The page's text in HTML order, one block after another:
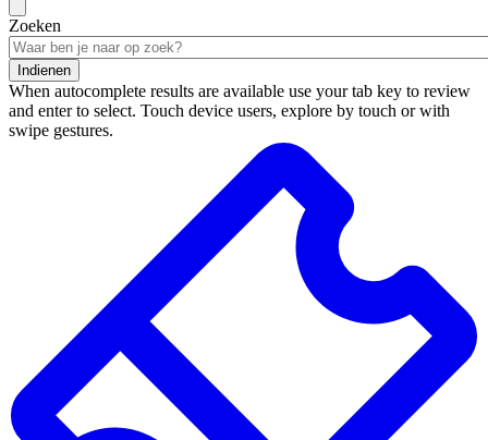
Zoeken
Indienen
When autocomplete results are available use your tab key to review
and enter to select. Touch device users, explore by touch or with
swipe gestures.